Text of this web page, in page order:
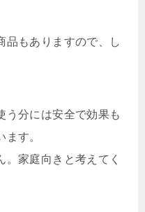
品もありますので、し
う分には安全で効果も
す。
家庭向きと考えてく